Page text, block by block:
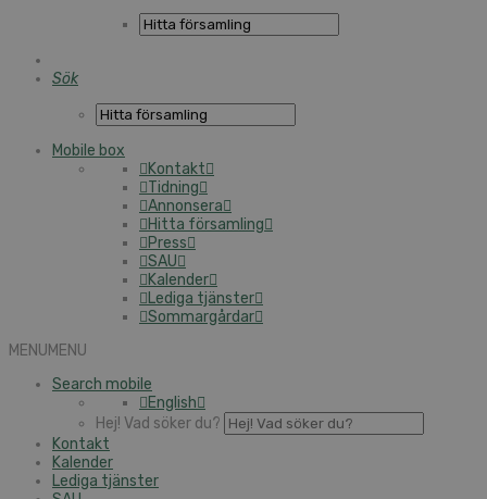
Sök
Mobile box
Kontakt
Tidning
Annonsera
Hitta församling
Press
SAU
Kalender
Lediga tjänster
Sommargårdar
MENUMENU
Search mobile
English
Hej! Vad söker du?
Kontakt
Kalender
Lediga tjänster